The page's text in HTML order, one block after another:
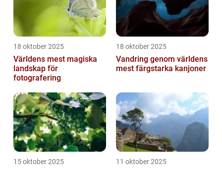
18 oktober 2025
Världens mest magiska
landskap för
fotografering
18 oktober 2025
Vandring genom världens
mest färgstarka kanjoner
15 oktober 2025 11 oktober 2025